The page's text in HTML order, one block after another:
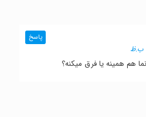
هم همینه یا فرق میکنه؟
پاسخ